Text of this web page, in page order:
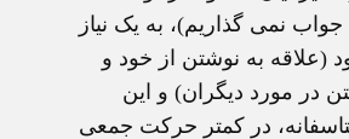
نمی گذاريم)، به يک نياز
(علاقه به نوشتن از خود و
در مورد ديگران) و اين
در کمتر حرکت جمعی